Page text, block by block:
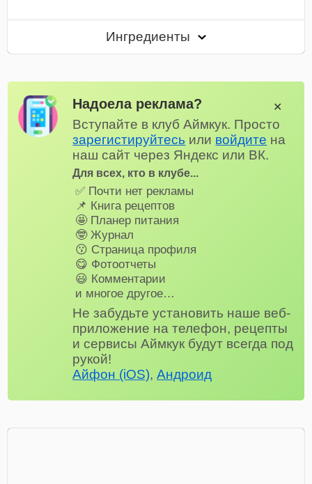
Ингредиенты
Надоела реклама?
Вступайте в клуб Аймкук. Просто
зарегистируйтесь или войдите на
наш сайт через Яндекс или ВК.
Для всех, кто в клубе...
✅ Почти нет рекламы
📌 Книга рецептов
🤩 Планер питания
🤓 Журнал
😗 Страница профиля
😋 Фотоотчеты
😃 Комментарии
и многое другое…
Не забудьте установить наше веб-
приложение на телефон, рецепты
и сервисы Аймкук будут всегда под
рукой!
Айфон (iOS),Андроид
✕